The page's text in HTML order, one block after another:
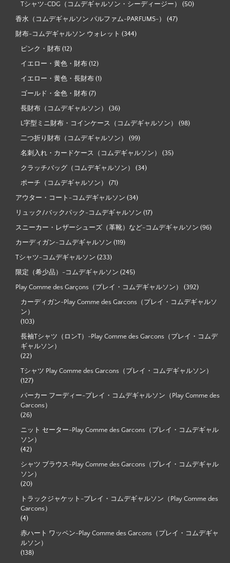
Tシャツ-CDG（コムデギャルソン・シーディージー） (50)
香水（コムデギャルソン パルファム-PARFUMS-） (47)
財布-コムデギャルソン ウォレット (344)
ピンク・財布 (12)
イエロー・黄色・財布 (12)
イエロー・黄色・長財布 (1)
ゴールド・金色・財布 (7)
長財布（コムデギャルソン） (36)
L字型ミニ財布・コインケース（コムデギャルソン） (98)
二つ折り財布（コムデギャルソン） (99)
名刺入れ・カードケース（コムデギャルソン） (35)
クラッチバッグ（コムデギャルソン） (34)
ポーチ（コムデギャルソン） (71)
アウター・コート-コムデギャルソン (34)
リュック/バックパック-コムデギャルソン (17)
スニーカー・レザーシューズ（革靴）など-コムデギャルソン (96)
カーディガン-コムデギャルソン (119)
Tシャツ-コムデギャルソン (233)
限定（希少品）-コムデギャルソン (245)
Play Comme des Garçons（プレイ・コムデギャルソン） (392)
カーディガン-Play Comme des Garcons（プレイ・コムデギャルソ
ン）
(103)
長袖Tシャツ（ロンT）-Play Comme des Garcons（プレイ・コムデ
ギャルソン）
(22)
Tシャツ Play Comme des Garcons（プレイ・コムデギャルソン）
(127)
パーカー フーディー-プレイ・コムデギャルソン（Play Comme des
Garcons）
(26)
ニット セーター-Play Comme des Garcons（プレイ・コムデギャル
ソン）
(42)
シャツ ブラウス-Play Comme des Garcons（プレイ・コムデギャル
ソン）
(20)
トラックジャケット-プレイ・コムデギャルソン（Play Comme des
Garcons）
(4)
赤ハート ワッペン-Play Comme des Garcons（プレイ・コムデギャ
ルソン）
(138)